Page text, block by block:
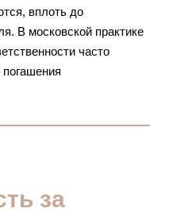
вплоть до
В московской практике
часто
погашения
за